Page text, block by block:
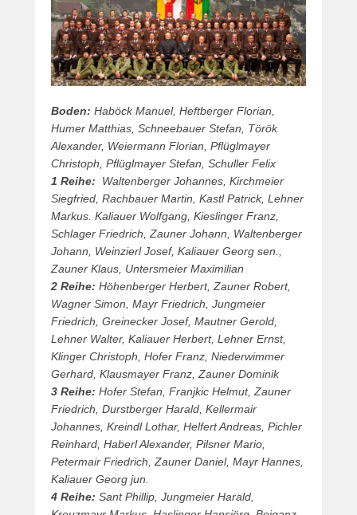
Boden: Haböck Manuel, Heftberger Florian,
Humer Matthias, Schneebauer Stefan, Török
Alexander, Weiermann Florian, Pflüglmayer
Christoph, Pflüglmayer Stefan, Schuller Felix
1 Reihe:
Waltenberger Johannes, Kirchmeier
Siegfried, Rachbauer Martin, Kastl Patrick, Lehner
Markus. Kaliauer Wolfgang, Kieslinger Franz,
Schlager Friedrich, Zauner Johann, Waltenberger
Johann, Weinzierl Josef, Kaliauer Georg sen.,
Zauner Klaus, Untersmeier Maximilian
2 Reihe: Höhenberger Herbert, Zauner Robert,
Wagner Simon, Mayr Friedrich, Jungmeier
Friedrich, Greinecker Josef, Mautner Gerold,
Lehner Walter, Kaliauer Herbert, Lehner Ernst,
Klinger Christoph, Hofer Franz, Niederwimmer
Gerhard, Klausmayer Franz, Zauner Dominik
3 Reihe: Hofer Stefan, Franjkic Helmut, Zauner
Friedrich, Durstberger Harald, Kellermair
Johannes, Kreindl Lothar, Helfert Andreas, Pichler
Reinhard, Haberl Alexander, Pilsner Mario,
Petermair Friedrich, Zauner Daniel, Mayr Hannes,
Kaliauer Georg jun.
4 Reihe: Sant Phillip, Jungmeier Harald,